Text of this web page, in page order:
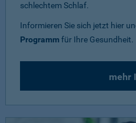
schlechtem Schlaf.
Informieren Sie sich jetzt hier
Programmfür Ihre Gesundheit.
mehr